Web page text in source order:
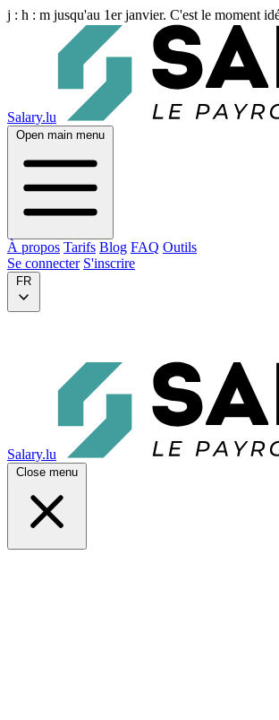
j : h : m jusqu'au 1er janvier. C'est le moment
Salary.lu
Open main menu
À propos Tarifs Blog FAQ Outils
Se connecter S'inscrire
FR
Salary.lu
Close menu